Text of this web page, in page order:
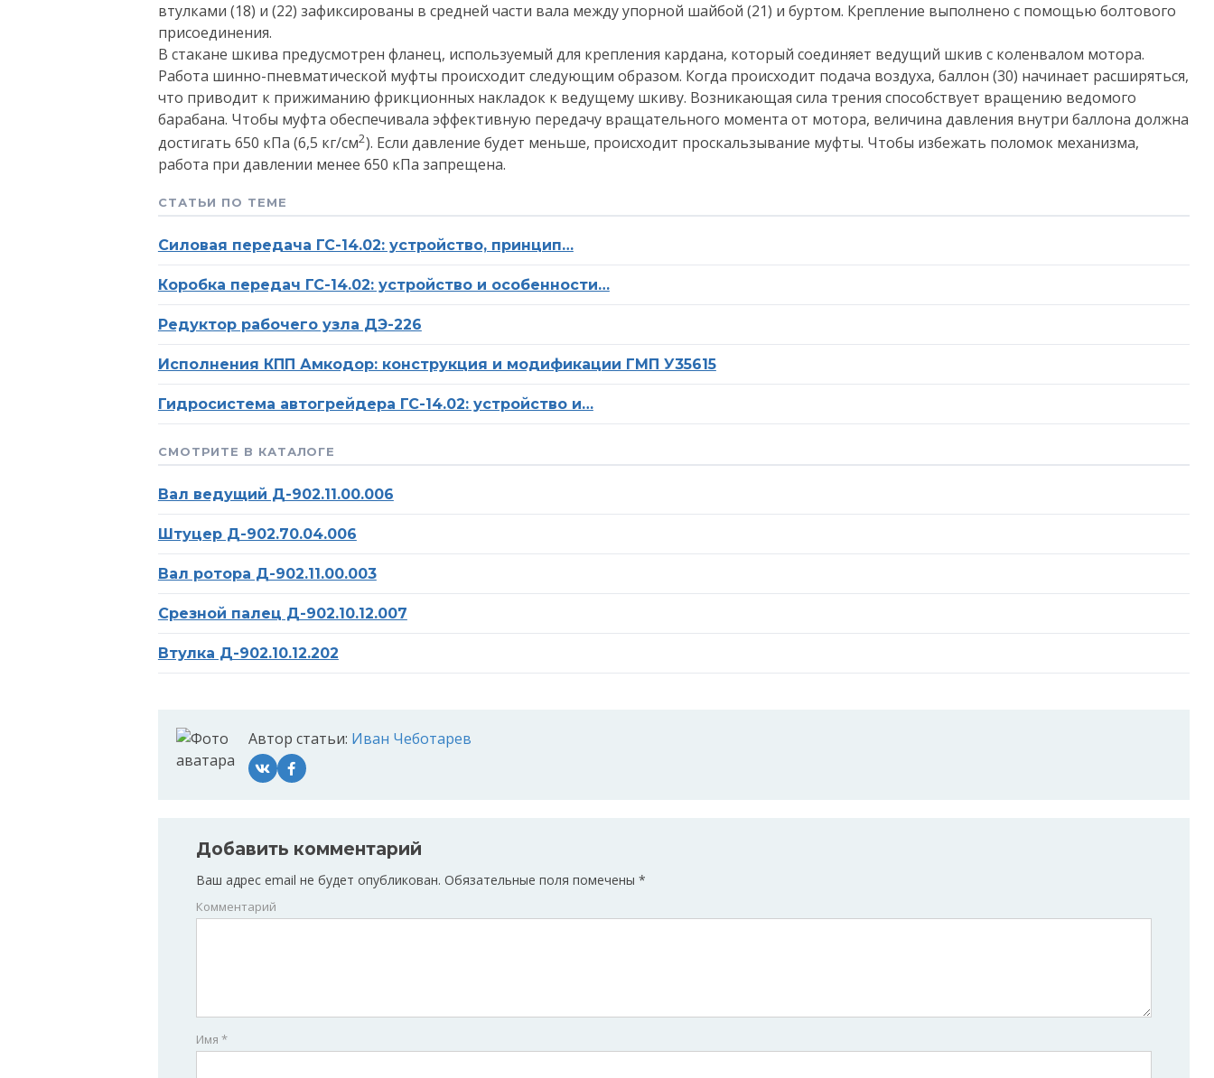
втулками (18) и (22) зафиксированы в средней части вала между упорной шайбой (21) и буртом. Крепление выполнено с помощью болтового
присоединения.
В стакане шкива предусмотрен фланец, используемый для крепления кардана, который соединяет ведущий шкив с коленвалом мотора.
Работа шинно-пневматической муфты происходит следующим образом. Когда происходит подача воздуха, баллон (30) начинает расширяться,
что приводит к прижиманию фрикционных накладок к ведущему шкиву. Возникающая сила трения способствует вращению ведомого
барабана. Чтобы муфта обеспечивала эффективную передачу вращательного момента от мотора, величина давления внутри баллона должна
достигать 650 кПа (6,5 кг/см2). Если давление будет меньше, происходит проскальзывание муфты. Чтобы избежать поломок механизма,
работа при давлении менее 650 кПа запрещена.
СТАТЬИ ПО ТЕМЕ
Силовая передача ГС-14.02: устройство, принцип…
Коробка передач ГС-14.02: устройство и особенности…
Редуктор рабочего узла ДЭ-226
Исполнения КПП Амкодор: конструкция и модификации ГМП У35615
Гидросистема автогрейдера ГС-14.02: устройство и…
СМОТРИТЕ В КАТАЛОГЕ
Вал ведущий Д-902.11.00.006
Штуцер Д-902.70.04.006
Вал ротора Д-902.11.00.003
Срезной палец Д-902.10.12.007
Втулка Д-902.10.12.202
Автор статьи: Иван Чеботарев
Добавить комментарий
Ваш адрес email не будет опубликован. Обязательные поля помечены *
Комментарий
Имя *